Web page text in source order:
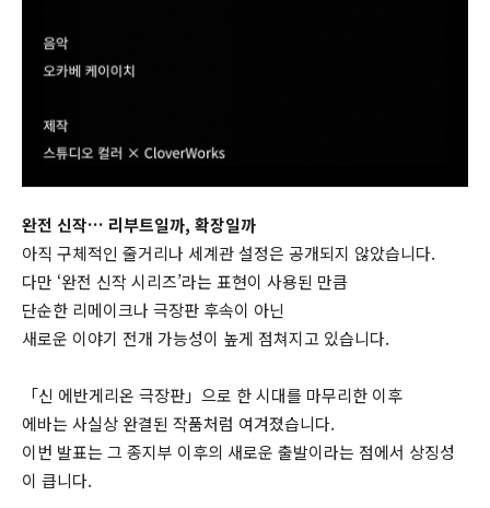
완전 신작… 리부트일까, 확장일까
아직 구체적인 줄거리나 세계관 설정은 공개되지 않았습니다.
다만 ‘완전 신작 시리즈’라는 표현이 사용된 만큼
단순한 리메이크나 극장판 후속이 아닌
새로운 이야기 전개 가능성이 높게 점쳐지고 있습니다.
「신 에반게리온 극장판」으로 한 시대를 마무리한 이후
에바는 사실상 완결된 작품처럼 여겨졌습니다.
이번 발표는 그 종지부 이후의 새로운 출발이라는 점에서 상징성
이 큽니다.